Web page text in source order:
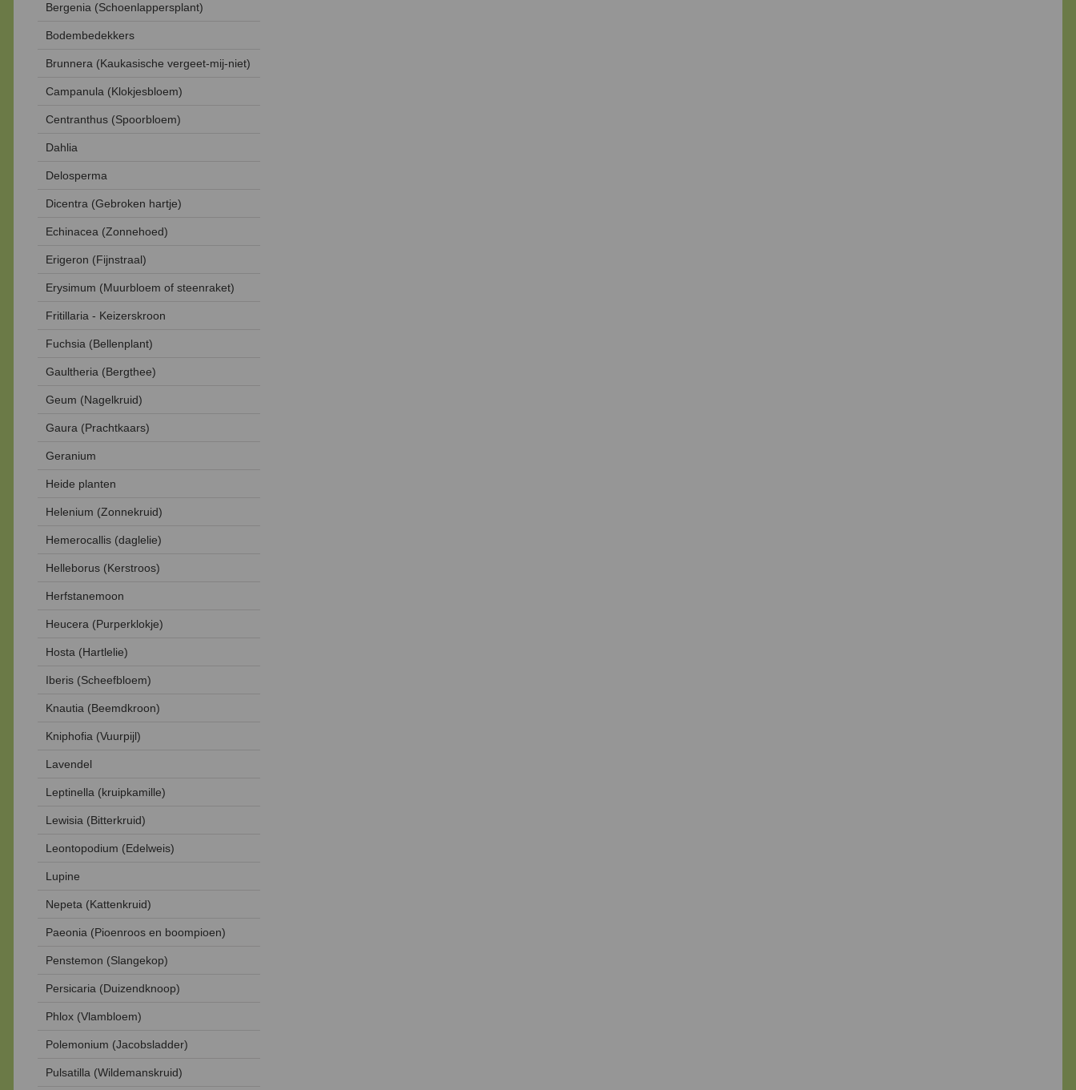
Bergenia (Schoenlappersplant)
Bodembedekkers
Brunnera (Kaukasische vergeet-mij-niet)
Campanula (Klokjesbloem)
Centranthus (Spoorbloem)
Dahlia
Delosperma
Dicentra (Gebroken hartje)
Echinacea (Zonnehoed)
Erigeron (Fijnstraal)
Erysimum (Muurbloem of steenraket)
Fritillaria - Keizerskroon
Fuchsia (Bellenplant)
Gaultheria (Bergthee)
Geum (Nagelkruid)
Gaura (Prachtkaars)
Geranium
Heide planten
Helenium (Zonnekruid)
Hemerocallis (daglelie)
Helleborus (Kerstroos)
Herfstanemoon
Heucera (Purperklokje)
Hosta (Hartlelie)
Iberis (Scheefbloem)
Knautia (Beemdkroon)
Kniphofia (Vuurpijl)
Lavendel
Leptinella (kruipkamille)
Lewisia (Bitterkruid)
Leontopodium (Edelweis)
Lupine
Nepeta (Kattenkruid)
Paeonia (Pioenroos en boompioen)
Penstemon (Slangekop)
Persicaria (Duizendknoop)
Phlox (Vlambloem)
Polemonium (Jacobsladder)
Pulsatilla (Wildemanskruid)